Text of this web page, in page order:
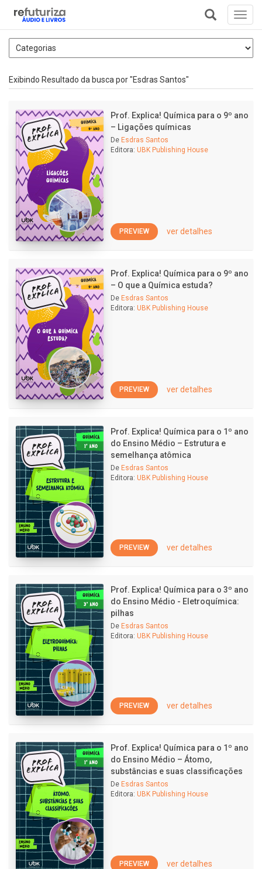
+
Exibindo Resultado da busca por "Esdras Santos"
Prof. Explica! Química para o 9º ano
– Ligações químicas
De Esdras Santos
Editora: UBK Publishing House
PREVIEW ver detalhes
Prof. Explica! Química para o 9º ano
– O que a Química estuda?
De Esdras Santos
Editora: UBK Publishing House
PREVIEW ver detalhes
Prof. Explica! Química para o 1º ano
do Ensino Médio – Estrutura e
semelhança atômica
De Esdras Santos
Editora: UBK Publishing House
PREVIEW ver detalhes
Prof. Explica! Química para o 3º ano
do Ensino Médio - Eletroquímica:
pilhas
De Esdras Santos
Editora: UBK Publishing House
PREVIEW ver detalhes
Prof. Explica! Química para o 1º ano
do Ensino Médio – Átomo,
substâncias e suas classificações
De Esdras Santos
Editora: UBK Publishing House
PREVIEW ver detalhes